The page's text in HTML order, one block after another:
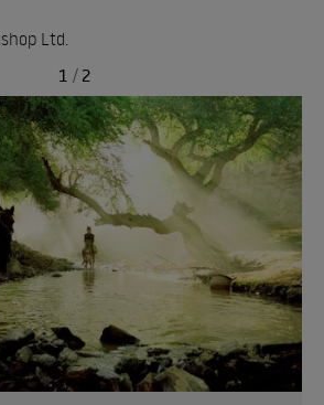
Ltd.
1 / 2